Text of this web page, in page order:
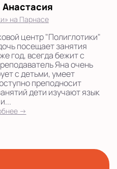
на Парнасе
центр "Полиглотики"
посещает занятия
год, всегда бежит с
Яна очень
с детьми, умеет
преподносит
дети изучают язык
→